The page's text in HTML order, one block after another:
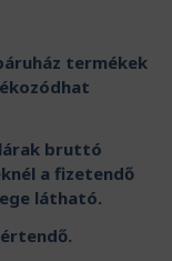
termékek
bruttó
a fizetendő
látható.